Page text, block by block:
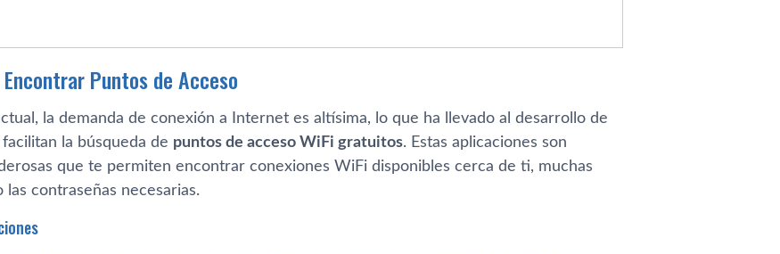
Puntos de Acceso
la demanda de conexión a Internet es altísima, lo que ha llevado al desarrollo de
la búsqueda de puntos de acceso WiFi gratuitos. Estas aplicaciones son
que te permiten encontrar conexiones WiFi disponibles cerca de ti, muchas
las contraseñas necesarias.